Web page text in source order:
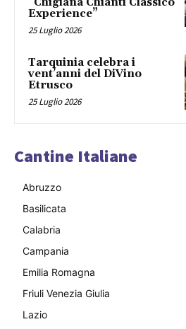
Experience”
25 Luglio 2026
Tarquinia celebra i
vent’anni del DiVino
Etrusco
25 Luglio 2026
Cantine Italiane
Abruzzo
Basilicata
Calabria
Campania
Emilia Romagna
Friuli Venezia Giulia
Lazio